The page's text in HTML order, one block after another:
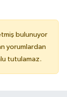
bulunuyor
yorumlardan
tutulamaz.